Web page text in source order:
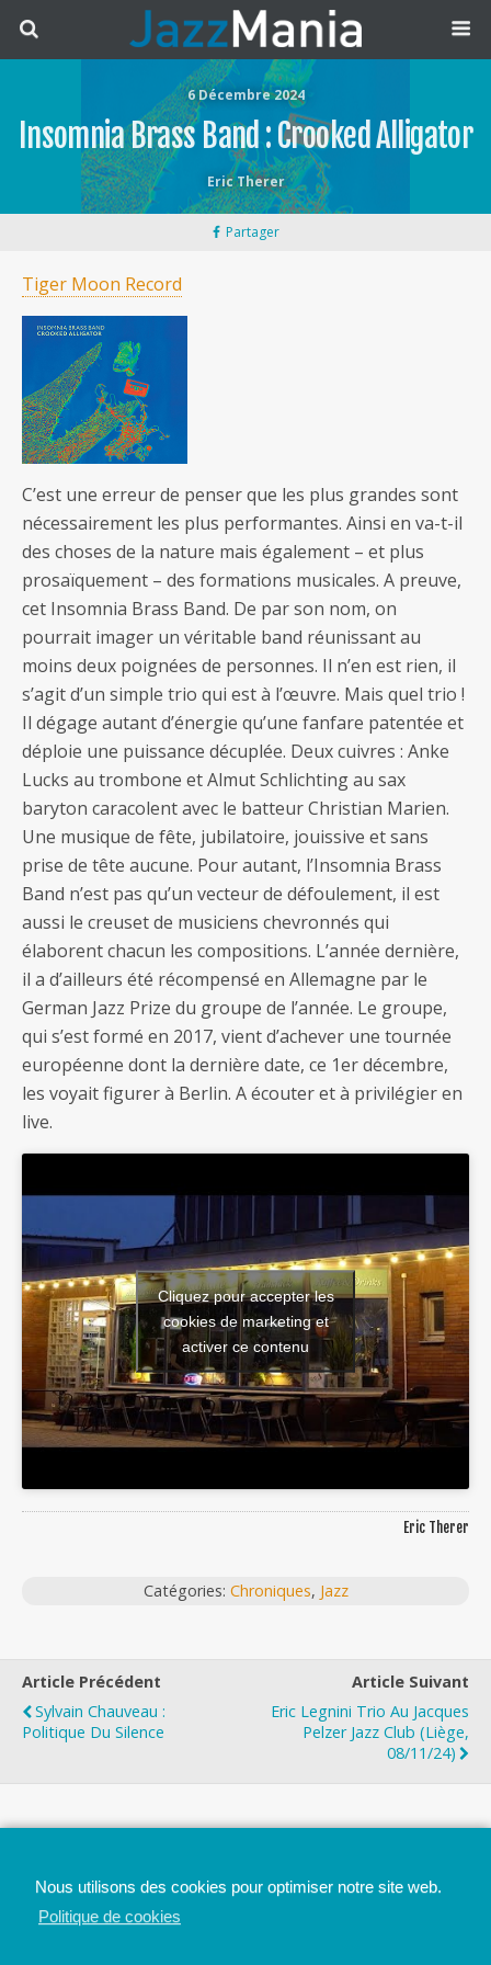
6 Décembre 2024
Insomnia Brass Band : Crooked Alligator
Eric Therer
Partager
Tiger Moon Record
C’est une erreur de penser que les plus grandes sont
nécessairement les plus performantes. Ainsi en va-t-il
des choses de la nature mais également – et plus
prosaïquement – des formations musicales. A preuve,
cet Insomnia Brass Band. De par son nom, on
pourrait imager un véritable band réunissant au
moins deux poignées de personnes. Il n’en est rien, il
s’agit d’un simple trio qui est à l’œuvre. Mais quel trio !
Il dégage autant d’énergie qu’une fanfare patentée et
déploie une puissance décuplée. Deux cuivres : Anke
Lucks au trombone et Almut Schlichting au sax
baryton caracolent avec le batteur Christian Marien.
Une musique de fête, jubilatoire, jouissive et sans
prise de tête aucune. Pour autant, l’Insomnia Brass
Band n’est pas qu’un vecteur de défoulement, il est
aussi le creuset de musiciens chevronnés qui
élaborent chacun les compositions. L’année dernière,
il a d’ailleurs été récompensé en Allemagne par le
German Jazz Prize du groupe de l’année. Le groupe,
qui s’est formé en 2017, vient d’achever une tournée
européenne dont la dernière date, ce 1er décembre,
les voyait figurer à Berlin. A écouter et à privilégier en
live.
Cliquez pour accepter les
cookies de marketing et
activer ce contenu
Eric Therer
Catégories: Chroniques, Jazz
Article Précédent
Sylvain Chauveau :
Politique Du Silence
Article Suivant
Eric Legnini Trio Au Jacques
Pelzer Jazz Club (Liège,
08/11/24)
Nous utilisons des cookies pour optimiser notre site web.
Politique de cookies